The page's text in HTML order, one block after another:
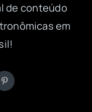
de conteúdo
em